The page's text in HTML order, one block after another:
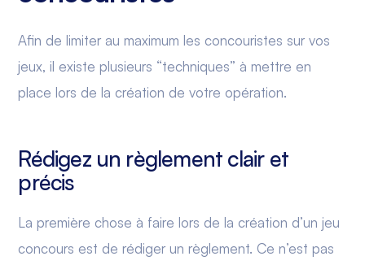
Afin de limiter au maximum les concouristes sur vos
jeux, il existe plusieurs “techniques” à mettre en
place lors de la création de votre opération.
Rédigez un règlement clair et
précis
La première chose à faire lors de la création d’un jeu
concours est de rédiger un règlement. Ce n’est pas